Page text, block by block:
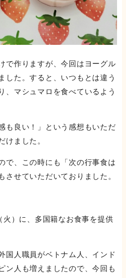
で作りますが、今回はヨーグル
した。すると、いつもとは違う
、マシュマロを食べているよう
も良い！」という感想もいただ
けました。
で、この時にも「次の行事食は
せていただいておりました。
）に、多国籍なお食事を提供
国人職員がベトナム人、インド
ン人も増えましたので、今回も